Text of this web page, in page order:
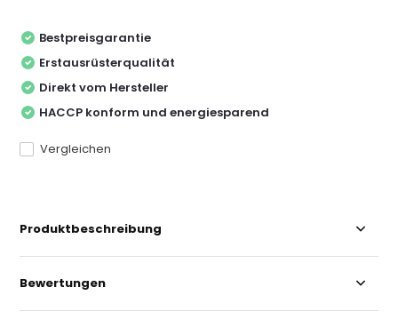
Bestpreisgarantie
Erstausrüsterqualität
Direkt vom Hersteller
HACCP konform und energiesparend
Vergleichen
Produktbeschreibung
Bewertungen